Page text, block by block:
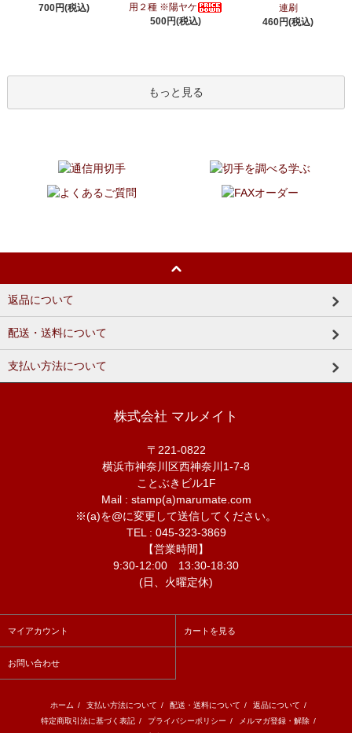
700円(税込)
用２種 ※陽ヤケ
500円(税込)
連刷
460円(税込)
もっと見る
返品について
配送・送料について
支払い方法について
株式会社 マルメイト
〒221-0822
横浜市神奈川区西神奈川1-7-8
ことぶきビル1F
Mail : stamp(a)marumate.com
※(a)を@に変更して送信してください。
TEL : 045-323-3869
【営業時間】
9:30-12:00 13:30-18:30
(日、火曜定休)
マイアカウント カートを見る
お問い合わせ
ホーム / 支払い方法について / 配送・送料について / 返品について /
特定商取引法に基づく表記 / プライバシーポリシー / メルマガ登録・解除 /